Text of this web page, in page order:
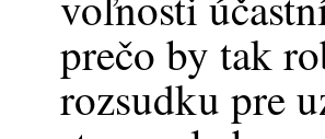
prečo by tak
rozsudku pre